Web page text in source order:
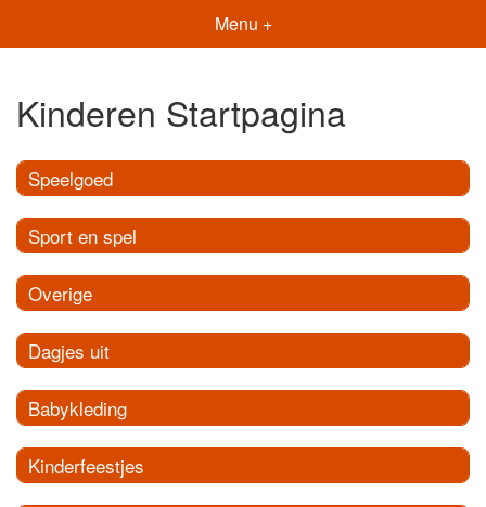
Menu +
Kinderen Startpagina
Speelgoed
Sport en spel
Overige
Dagjes uit
Babykleding
Kinderfeestjes